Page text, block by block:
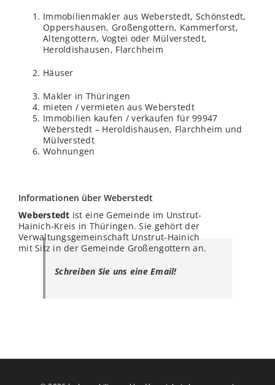
Immobilienmakler aus Weberstedt, Schönstedt,
Oppershausen, Großengottern, Kammerforst,
Altengottern, Vogtei oder Mülverstedt,
Heroldishausen, Flarchheim
Häuser
Makler in Thüringen
mieten / vermieten aus Weberstedt
Immobilien kaufen / verkaufen für 99947
Weberstedt – Heroldishausen, Flarchheim und
Mülverstedt
Wohnungen
Informationen über Weberstedt
Weberstedt ist eine Gemeinde im Unstrut-
Hainich-Kreis in Thüringen. Sie gehört der
Verwaltungsgemeinschaft Unstrut-Hainich
mit Sitz in der Gemeinde Großengottern an.
Schreiben Sie uns eine Email!